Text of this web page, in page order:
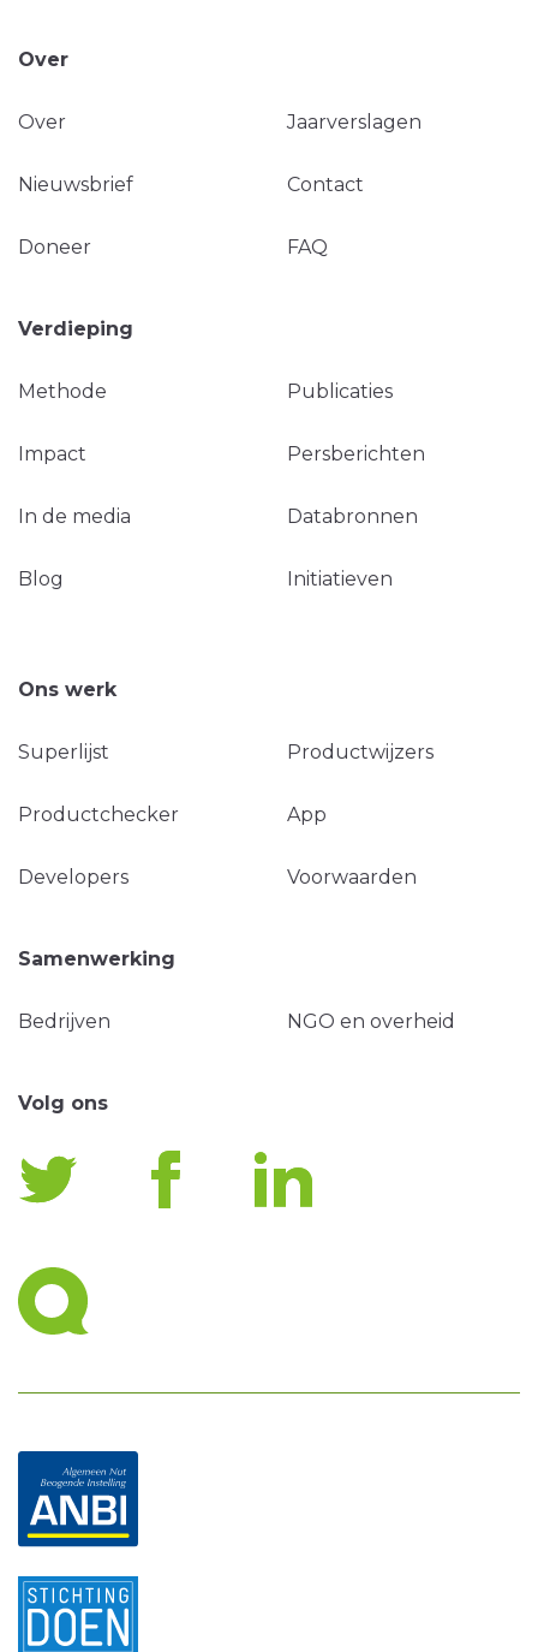
Over
Over Jaarverslagen
Nieuwsbrief Contact
Doneer FAQ
Verdieping
Methode Publicaties
Impact Persberichten
In de media Databronnen
Blog Initiatieven
Ons werk
Superlijst Productwijzers
Productchecker App
Developers Voorwaarden
Samenwerking
Bedrijven NGO en overheid
Volg ons